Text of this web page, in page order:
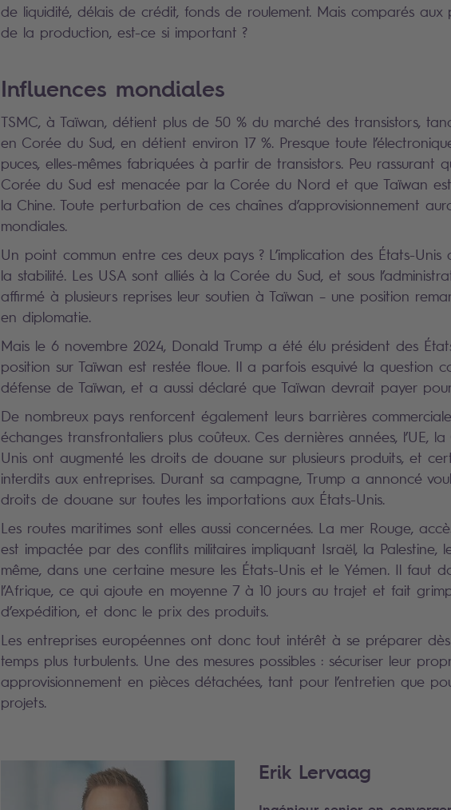
de liquidité, délais de crédit, fonds de roulement. Mais comparés aux
de la production, est-ce si important ?
Influences mondiales
TSMC, à Taïwan, détient plus de 50 % du marché des transistors,
en Corée du Sud, en détient environ 17 %. Presque toute
puces, elles-mêmes fabriquées à partir de transistors. Peu rassurant
Corée du Sud est menacée par la Corée du Nord et que Taïwan
la Chine. Toute perturbation de ces chaînes d’approvisionnement
mondiales.
Un point commun entre ces deux pays ? L’implication des États-
la stabilité. Les USA sont alliés à la Corée du Sud, et sous
affirmé à plusieurs reprises leur soutien à Taïwan – une position
en diplomatie.
Mais le 6 novembre 2024, Donald Trump a été élu président des
position sur Taïwan est restée floue. Il a parfois esquivé la question
défense de Taïwan, et a aussi déclaré que Taïwan devrait payer
De nombreux pays renforcent également leurs barrières
échanges transfrontaliers plus coûteux. Ces dernières années, l’UE,
Unis ont augmenté les droits de douane sur plusieurs produits, et
interdits aux entreprises. Durant sa campagne, Trump a annoncé
droits de douane sur toutes les importations aux États-Unis.
Les routes maritimes sont elles aussi concernées. La mer Rouge,
est impactée par des conflits militaires impliquant Israël, la Palestine,
même, dans une certaine mesure les États-Unis et le Yémen. Il faut
l’Afrique, ce qui ajoute en moyenne 7 à 10 jours au trajet et fait
d’expédition, et donc le prix des produits.
Les entreprises européennes ont donc tout intérêt à se préparer
temps plus turbulents. Une des mesures possibles : sécuriser leur
approvisionnement en pièces détachées, tant pour l’entretien que
projets.
Erik Lervaag